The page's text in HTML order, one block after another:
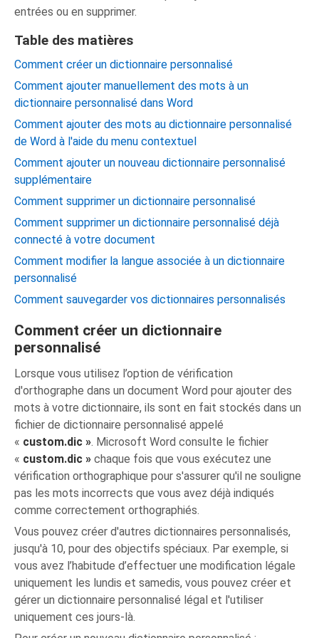
entrées ou en supprimer.
Table des matières
Comment créer un dictionnaire personnalisé
Comment ajouter manuellement des mots à un
dictionnaire personnalisé dans Word
Comment ajouter des mots au dictionnaire personnalisé
de Word à l'aide du menu contextuel
Comment ajouter un nouveau dictionnaire personnalisé
supplémentaire
Comment supprimer un dictionnaire personnalisé
Comment supprimer un dictionnaire personnalisé déjà
connecté à votre document
Comment modifier la langue associée à un dictionnaire
personnalisé
Comment sauvegarder vos dictionnaires personnalisés
Comment créer un dictionnaire
personnalisé
Lorsque vous utilisez l’option de vérification
d'orthographe dans un document Word pour ajouter des
mots à votre dictionnaire, ils sont en fait stockés dans un
fichier de dictionnaire personnalisé appelé
« custom.dic ». Microsoft Word consulte le fichier
« custom.dic » chaque fois que vous exécutez une
vérification orthographique pour s'assurer qu'il ne souligne
pas les mots incorrects que vous avez déjà indiqués
comme correctement orthographiés.
Vous pouvez créer d'autres dictionnaires personnalisés,
jusqu'à 10, pour des objectifs spéciaux. Par exemple, si
vous avez l’habitude d’effectuer une modification légale
uniquement les lundis et samedis, vous pouvez créer et
gérer un dictionnaire personnalisé légal et l'utiliser
uniquement ces jours-là.